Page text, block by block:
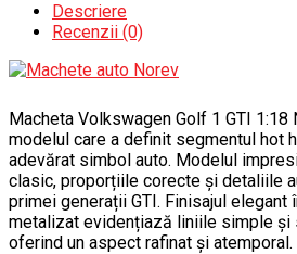
Descriere
Recenzii (0)
Macheta Volkswagen Golf 1 GTI 1:18
modelul care a definit segmentul hot
adevărat simbol auto. Modelul
clasic, proporțiile corecte și detaliile
primei generații GTI. Finisajul elegant
metalizat evidențiază liniile simple și
oferind un aspect rafinat și atemporal.